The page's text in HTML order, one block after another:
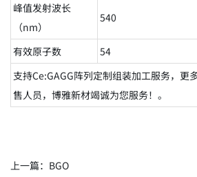
峰值发射波长
（nm）
540
有效原子数
54
支持Ce:GAGG阵列定制组装加工服务，更
售人员，博雅新材竭诚为您服务！。
上一篇： BGO